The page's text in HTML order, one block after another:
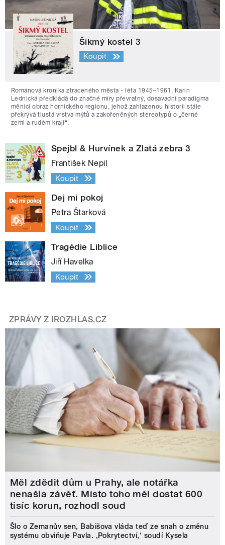
Šikmý kostel 3
Koupit
Románová kronika ztraceného města - léta 1945–1961. Karin
Lednická předkládá do značné míry převratný, dosavadní paradigma
měnící obraz hornického regionu, jehož zahlazenou historii stále
překrývá tlustá vrstva mýtů a zakořeněných stereotypů o „černé
zemi a rudém kraji“.
Spejbl & Hurvínek a Zlatá zebra 3
František Nepil
Koupit
Dej mi pokoj
Petra Štarková
Koupit
Tragédie Liblice
Jiří Havelka
Koupit
ZPRÁVY Z IROZHLAS.CZ
Měl zdědit dům u Prahy, ale notářka
nenašla závěť. Místo toho měl dostat 600
tisíc korun, rozhodl soud
Šlo o Zemanův sen, Babišova vláda teď ze snah o změnu
systému obviňuje Pavla. ‚Pokrytectví,‘ soudí Kysela